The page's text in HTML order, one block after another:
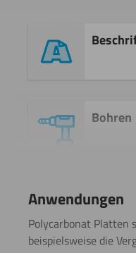
Bohren
Kleben
Anwendungen
Polycarbonat Platten
beispielsweise die